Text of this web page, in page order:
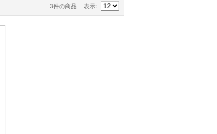
3件の商品 表示